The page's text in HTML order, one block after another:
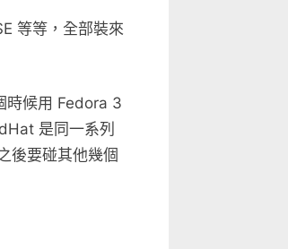
等等，全部裝來
時候用 Fedora 3
是同一系列
後要碰其他幾個